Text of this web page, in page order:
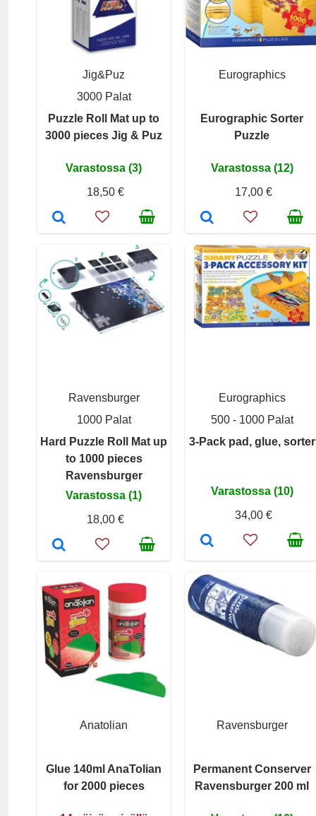
Jig&Puz
3000 Palat
Puzzle Roll Mat up to
3000 pieces Jig & Puz
Varastossa (3)
18,50 €
Eurographics
Eurographic Sorter
Puzzle
Varastossa (12)
17,00 €
Ravensburger
1000 Palat
Hard Puzzle Roll Mat up
to 1000 pieces
Ravensburger
Varastossa (1)
18,00 €
Eurographics
500 - 1000 Palat
3-Pack pad, glue, sorter
Varastossa (10)
34,00 €
Anatolian
Glue 140ml AnaTolian
for 2000 pieces
Ravensburger
Permanent Conserver
Ravensburger 200 ml